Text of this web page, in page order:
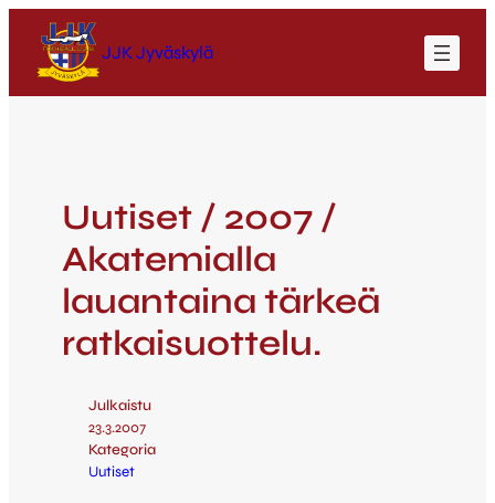
JJK Jyväskylä
Uutiset / 2007 /
Akatemialla
lauantaina tärkeä
ratkaisuottelu.
Julkaistu
23.3.2007
Kategoria
Uutiset